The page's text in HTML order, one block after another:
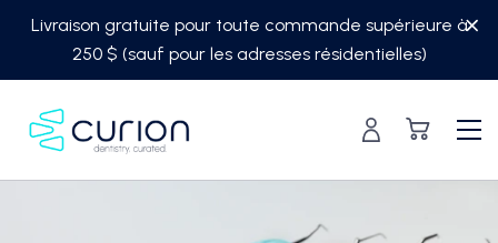
Livraison gratuite pour toute commande supérieure à
250 $ (sauf pour les adresses résidentielles)